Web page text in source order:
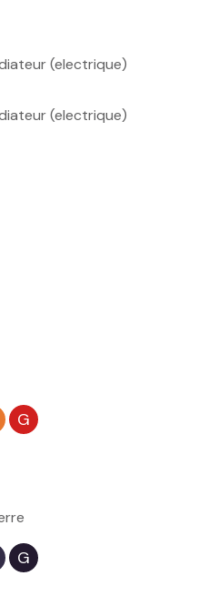
(electrique)
(electrique)
G
G